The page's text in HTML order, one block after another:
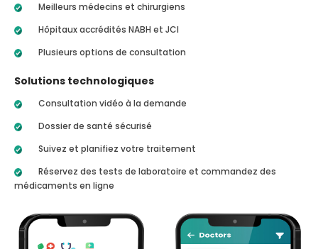
Meilleurs médecins et chirurgiens
Hôpitaux accrédités NABH et JCI
Plusieurs options de consultation
Solutions technologiques
Consultation vidéo à la demande
Dossier de santé sécurisé
Suivez et planifiez votre traitement
Réservez des tests de laboratoire et commandez des
médicaments en ligne